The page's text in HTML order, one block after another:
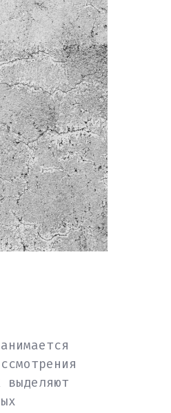
выделяют